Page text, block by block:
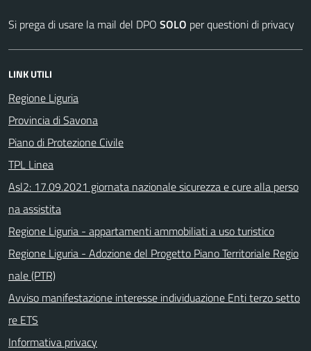
Si prega di usare la mail del DPO SOLO per questioni di privacy
LINK UTILI
Regione Liguria
Provincia di Savona
Piano di Protezione Civile
TPL Linea
Asl2: 17.09.2021 giornata nazionale sicurezza e cure alla perso
na assistita
Regione Liguria - appartamenti ammobiliati a uso turistico
Regione Liguria - Adozione del Progetto Piano Territoriale Regio
nale (PTR)
Avviso manifestazione interesse individuazione Enti terzo setto
re ETS
Informativa privacy